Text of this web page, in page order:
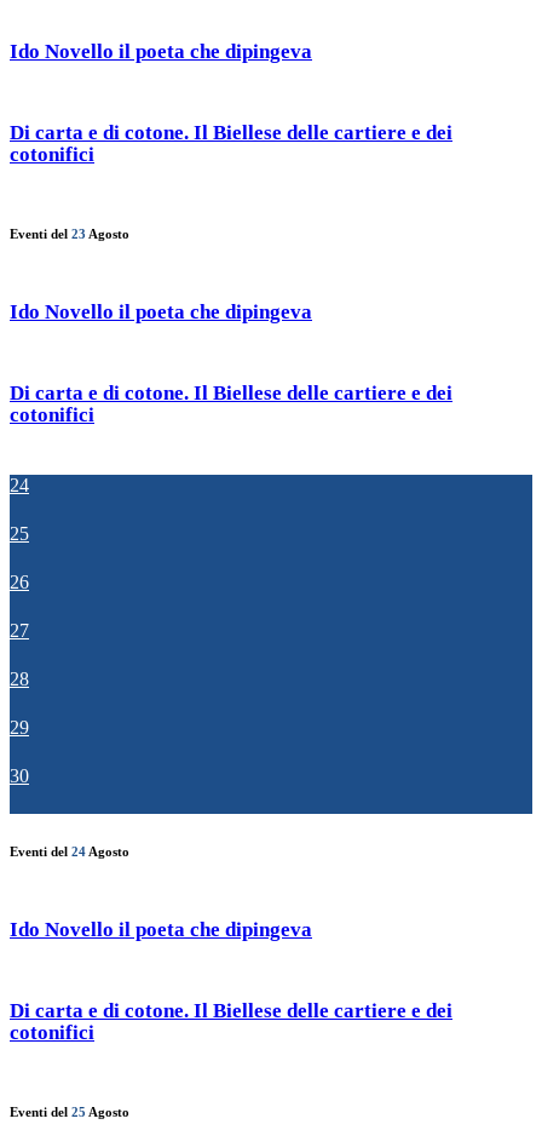
Ido Novello il poeta che dipingeva
Di carta e di cotone. Il Biellese delle cartiere e dei
cotonifici
Eventi del 23 Agosto
Ido Novello il poeta che dipingeva
Di carta e di cotone. Il Biellese delle cartiere e dei
cotonifici
24
25
26
27
28
29
30
Eventi del 24 Agosto
Ido Novello il poeta che dipingeva
Di carta e di cotone. Il Biellese delle cartiere e dei
cotonifici
Eventi del 25 Agosto